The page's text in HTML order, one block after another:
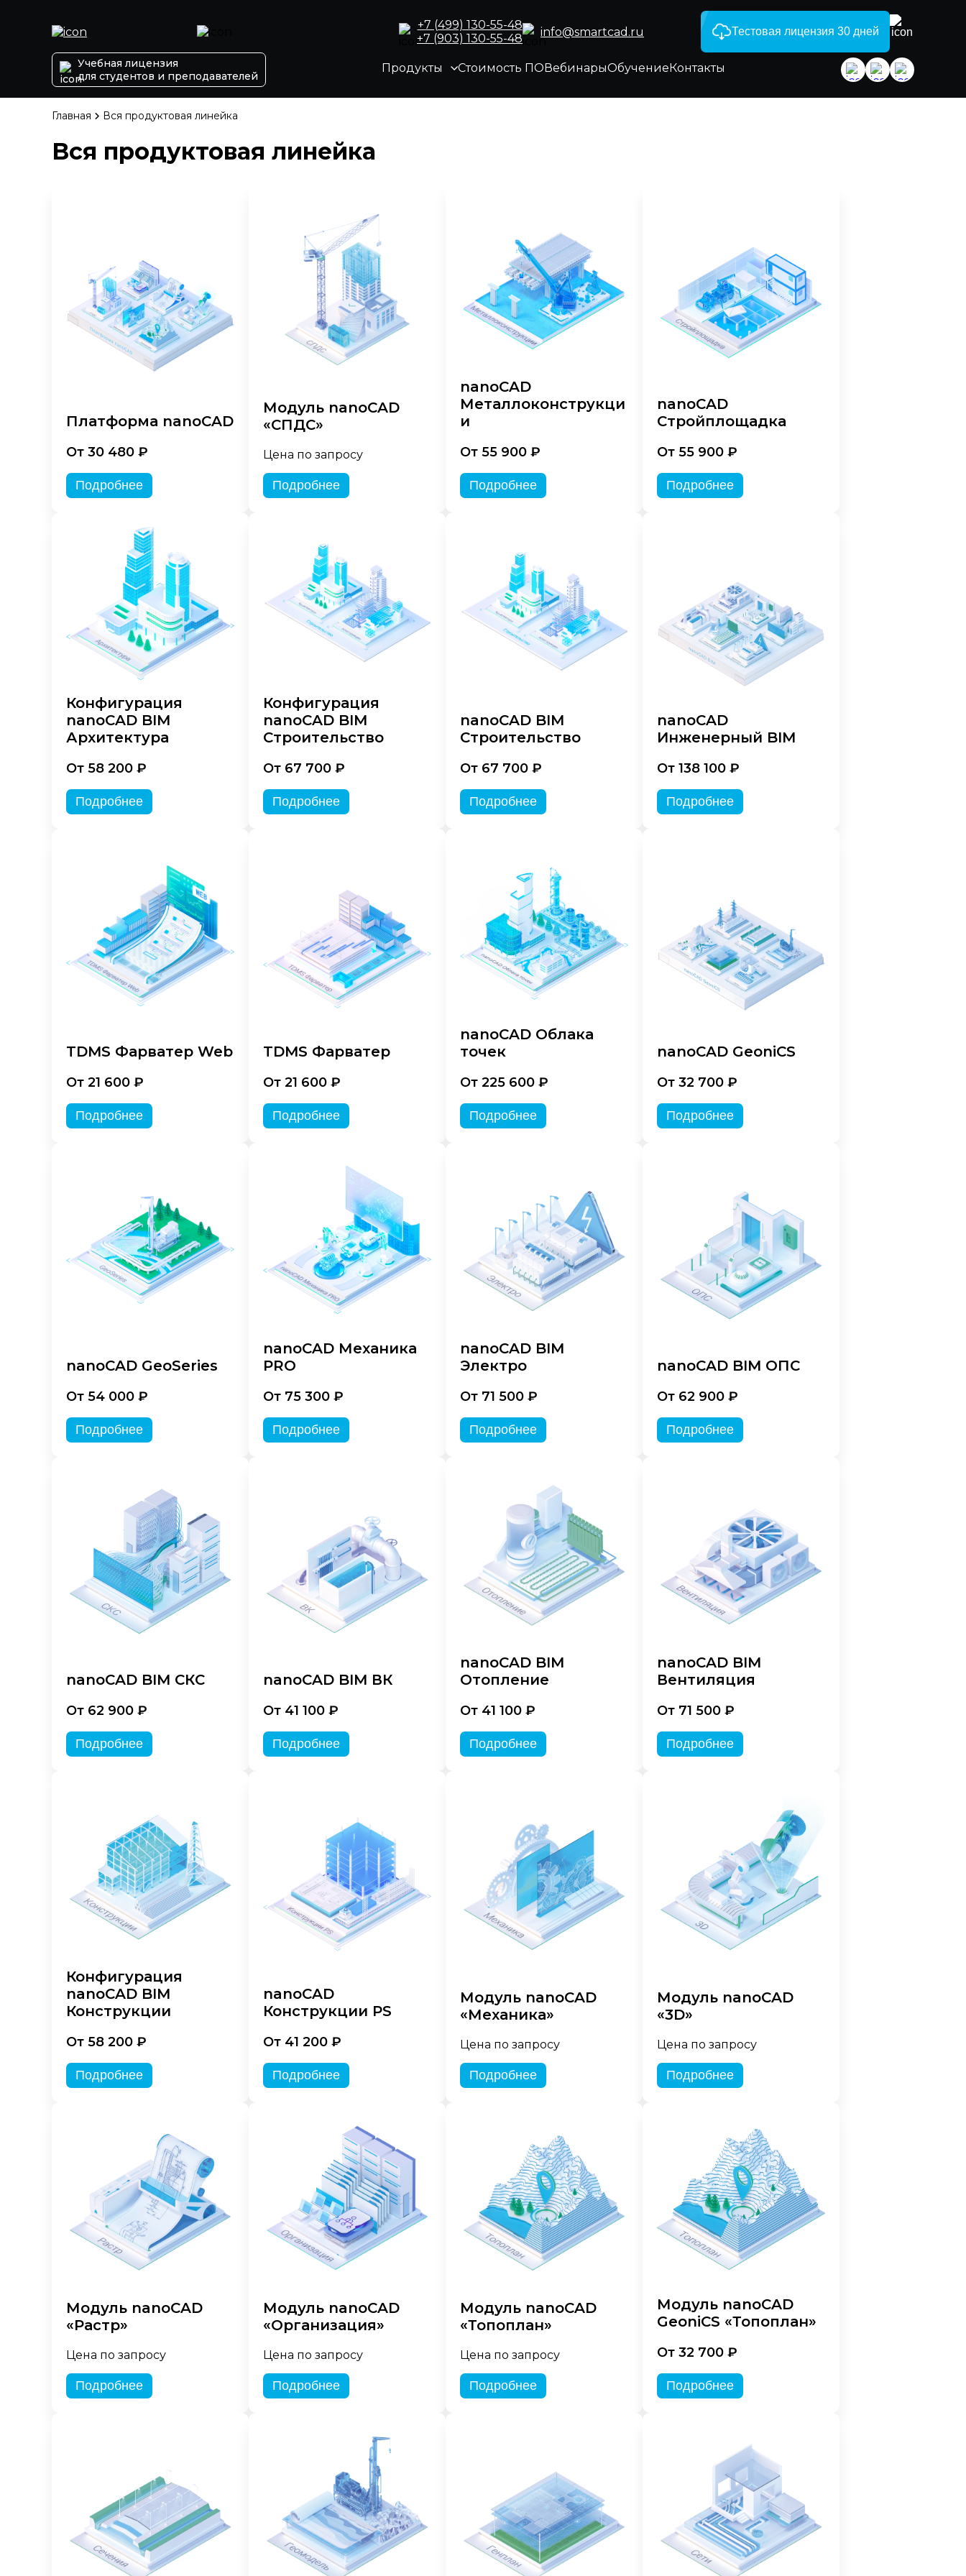
+7 (499) 130-55-48
+7 (903) 130-55-48
info@smartcad.ru Тестовая лицензия 30 дней
Учебная лицензия
для студентов и преподавателей
Продукты Стоимость ПОВебинарыОбучениеКонтакты
Главная Вся продуктовая линейка
Вся продуктовая линейка
Платформа nanoCAD
От 30 480 ₽
Подробнее
Модуль nanoCAD
«СПДС»
Цена по запросу
Подробнее
nanoCAD
Металлоконструкци
и
От 55 900 ₽
Подробнее
nanoCAD
Стройплощадка
От 55 900 ₽
Подробнее
Конфигурация
nanoCAD BIM
Архитектура
От 58 200 ₽
Подробнее
Конфигурация
nanoCAD BIM
Строительство
От 67 700 ₽
Подробнее
nanoCAD BIM
Строительство
От 67 700 ₽
Подробнее
nanoCAD
Инженерный BIM
От 138 100 ₽
Подробнее
TDMS Фарватер Web
От 21 600 ₽
Подробнее
TDMS Фарватер
От 21 600 ₽
Подробнее
nanoCAD Облака
точек
От 225 600 ₽
Подробнее
nanoCAD GeoniCS
От 32 700 ₽
Подробнее
nanoCAD GeoSeries
От 54 000 ₽
Подробнее
nanoCAD Механика
PRO
От 75 300 ₽
Подробнее
nanoCAD BIM
Электро
От 71 500 ₽
Подробнее
nanoCAD BIM ОПС
От 62 900 ₽
Подробнее
nanoCAD BIM СКС
От 62 900 ₽
Подробнее
nanoCAD BIM ВК
От 41 100 ₽
Подробнее
nanoCAD BIM
Отопление
От 41 100 ₽
Подробнее
nanoCAD BIM
Вентиляция
От 71 500 ₽
Подробнее
Конфигурация
nanoCAD BIM
Конструкции
От 58 200 ₽
Подробнее
nanoCAD
Конструкции PS
От 41 200 ₽
Подробнее
Модуль nanoCAD
«Механика»
Цена по запросу
Подробнее
Модуль nanoCAD
«3D»
Цена по запросу
Подробнее
Модуль nanoCAD
«Растр»
Цена по запросу
Подробнее
Модуль nanoCAD
«Организация»
Цена по запросу
Подробнее
Модуль nanoCAD
«Топоплан»
Цена по запросу
Подробнее
Модуль nanoCAD
GeoniCS «Топоплан»
От 32 700 ₽
Подробнее